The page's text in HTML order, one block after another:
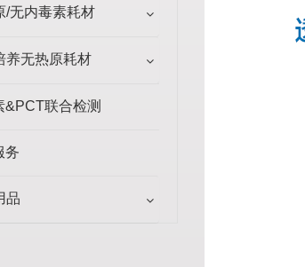
/无内毒素耗材
养无热原耗材
&PCT联合检测
务
品